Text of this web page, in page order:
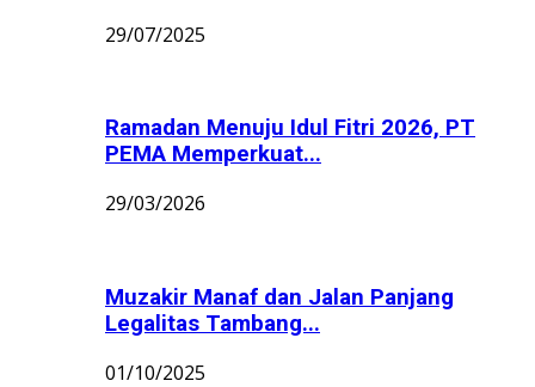
29/07/2025
Ramadan Menuju Idul Fitri 2026, PT
PEMA Memperkuat...
29/03/2026
Muzakir Manaf dan Jalan Panjang
Legalitas Tambang...
01/10/2025